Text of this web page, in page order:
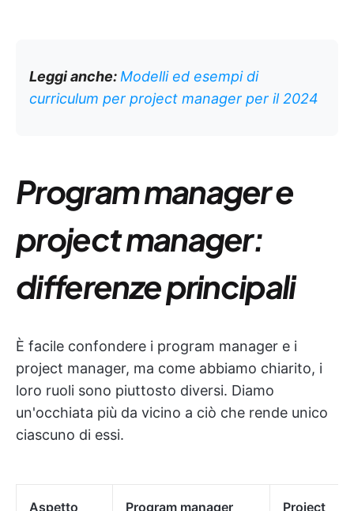
Leggi anche: Modelli ed esempi di
curriculum per project manager per il 2024
Program manager e
project manager:
differenze principali
È facile confondere i program manager e i
project manager, ma come abbiamo chiarito, i
loro ruoli sono piuttosto diversi. Diamo
un'occhiata più da vicino a ciò che rende unico
ciascuno di essi.
Aspetto Program manager Project